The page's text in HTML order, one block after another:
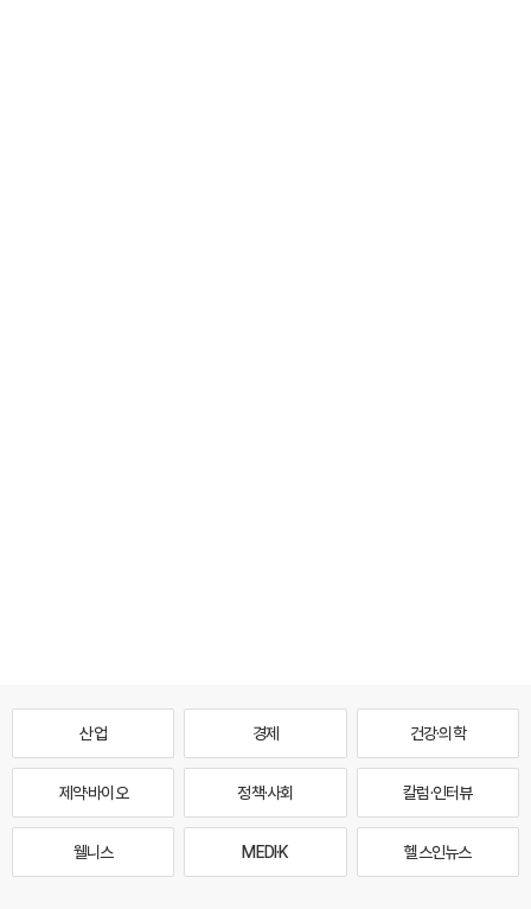
산업 경제 건강·의학
제약·바이오 정책·사회 칼럼·인터뷰
웰니스 MEDI·K 헬스인뉴스